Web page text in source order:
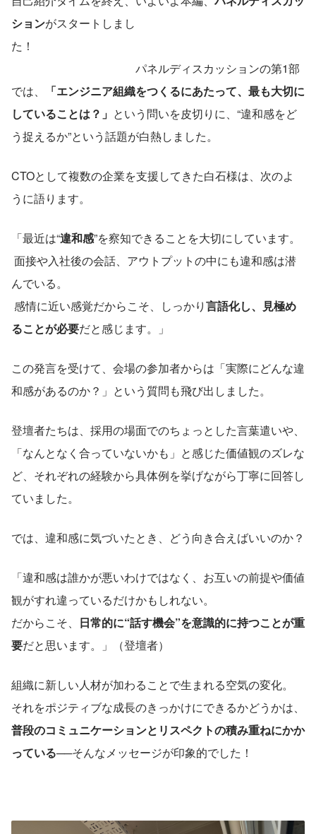
ションがスタートしまし
た！
パネルディスカッションの第1部
では、
「エンジニア組織をつくるにあたって、最も大切に
していることは？」 という問いを皮切りに、“違和感をど
う捉えるか”という話題が白熱しました。
CTOとして複数の企業を支援してきた白石様は、次のよ
うに語ります。
「最近は“違和感”を察知できることを大切にしています。
んでいる。
感情に近い感覚だからこそ、しっかり言語化し、見極め
ることが必要だと感じます。」
この発言を受けて、会場の参加者からは「実際にどんな違
和感があるのか？」という質問も飛び出しました。
登壇者たちは、採用の場面でのちょっとした言葉遣いや、
「なんとなく合っていないかも」と感じた価値観のズレな
ど、それぞれの経験から具体例を挙げながら丁寧に回答し
ていました。
では、違和感に気づいたとき、どう向き合えばいいのか？
「違和感は誰かが悪いわけではなく、お互いの前提や価値
観がすれ違っているだけかもしれない。
だからこそ、 日常的に“話す機会”を意識的に持つことが重
要だと思います。」（登壇者）
組織に新しい人材が加わることで生まれる空気の変化。
それをポジティブな成長のきっかけにできるかどうかは、
普段のコミュニケーションとリスペクトの積み重ねにかか
っている──そんなメッセージが印象的でした！